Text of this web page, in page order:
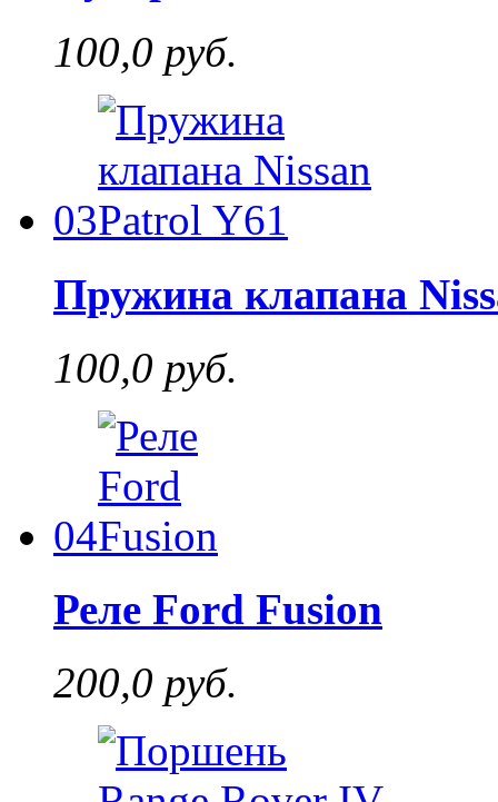
100,0 руб.
03
Пружина клапана
100,0 руб.
04
Реле Ford Fusion
200,0 руб.